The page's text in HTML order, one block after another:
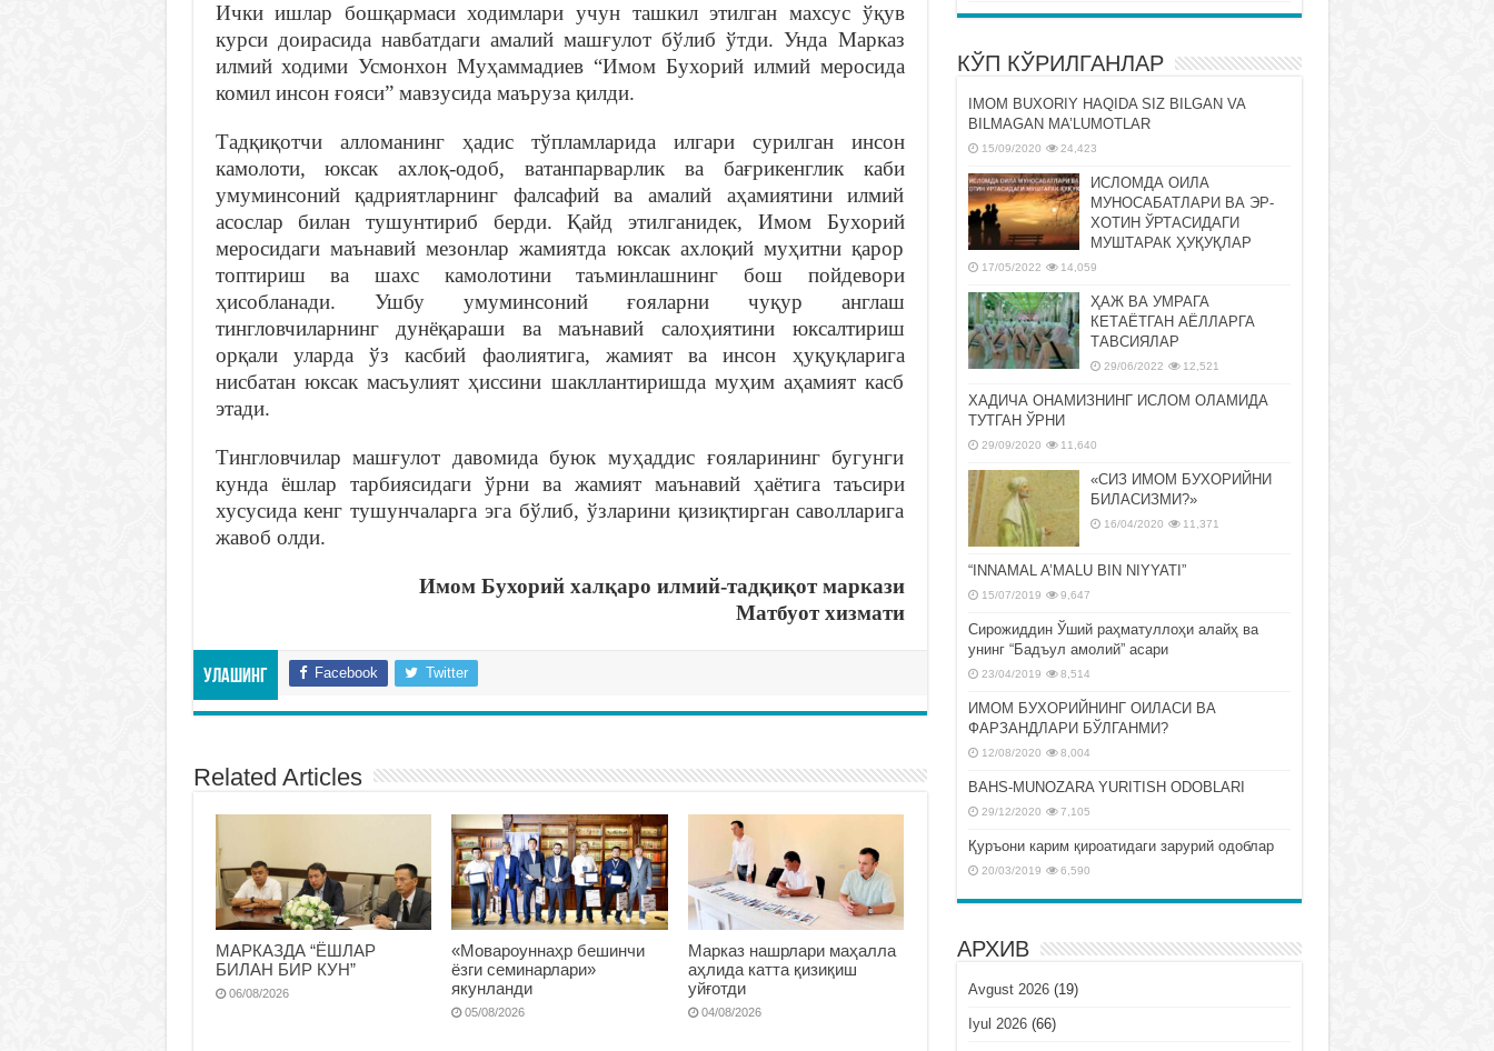
Ички ишлар бошқармаси ходимлари учун ташкил этилган махсус ўқув
курси доирасида навбатдаги амалий машғулот бўлиб ўтди. Унда Марказ
илмий ходими Усмонхон Муҳаммадиев “Имом Бухорий илмий меросида
комил инсон ғояси” мавзусида маъруза қилди.
Тадқиқотчи алломанинг ҳадис тўпламларида илгари сурилган инсон
камолоти, юксак ахлоқ-одоб, ватанпарварлик ва бағрикенглик каби
умуминсоний қадриятларнинг фалсафий ва амалий аҳамиятини илмий
асослар билан тушунтириб берди. Қайд этилганидек, Имом Бухорий
меросидаги маънавий мезонлар жамиятда юксак ахлоқий муҳитни қарор
топтириш ва шахс камолотини таъминлашнинг бош пойдевори
ҳисобланади. Ушбу умуминсоний ғояларни чуқур англаш
тингловчиларнинг дунёқараши ва маънавий салоҳиятини юксалтириш
орқали уларда ўз касбий фаолиятига, жамият ва инсон ҳуқуқларига
нисбатан юксак масъулият ҳиссини шакллантиришда муҳим аҳамият касб
этади.
Тингловчилар машғулот давомида буюк муҳаддис ғояларининг бугунги
кунда ёшлар тарбиясидаги ўрни ва жамият маънавий ҳаётига таъсири
хусусида кенг тушунчаларга эга бўлиб, ўзларини қизиқтирган саволларига
жавоб олди.
Имом Бухорий халқаро илмий-тадқиқот маркази
Матбуот хизмати
Улашинг Facebook Twitter
Related Articles
МАРКАЗДА “ЁШЛАР
БИЛАН БИР КУН”
06/08/2026
«Мовароуннаҳр бешинчи
ёзги семинарлари»
якунланди
05/08/2026
Марказ нашрлари маҳалла
аҳлида катта қизиқиш
уйғотди
04/08/2026
КЎП КЎРИЛГАНЛАР
IMOM BUXORIY HAQIDA SIZ BILGAN VA
BILMAGAN MA’LUMOTLAR
15/09/2020 24,423
ИСЛОМДА ОИЛА
МУНОСАБАТЛАРИ ВА ЭР-
ХОТИН ЎРТАСИДАГИ
МУШТАРАК ҲУҚУҚЛАР
17/05/2022 14,059
ҲАЖ ВА УМРАГА
КЕТАЁТГАН АЁЛЛАРГА
ТАВСИЯЛАР
29/06/2022 12,521
ХАДИЧА ОНАМИЗНИНГ ИСЛОМ ОЛАМИДА
ТУТГАН ЎРНИ
29/09/2020 11,640
«СИЗ ИМОМ БУХОРИЙНИ
БИЛАСИЗМИ?»
16/04/2020 11,371
“INNAMAL A’MALU BIN NIYYATI”
15/07/2019 9,647
Сирожиддин Ўший раҳматуллоҳи алайҳ ва
унинг “Бадъул амолий” асари
23/04/2019 8,514
ИМОМ БУХОРИЙНИНГ ОИЛАСИ ВА
ФАРЗАНДЛАРИ БЎЛГАНМИ?
12/08/2020 8,004
BAHS-MUNOZARA YURITISH ODOBLARI
29/12/2020 7,105
Қуръони карим қироатидаги зарурий одоблар
20/03/2019 6,590
АРХИВ
Avgust 2026(19)
Iyul 2026(66)